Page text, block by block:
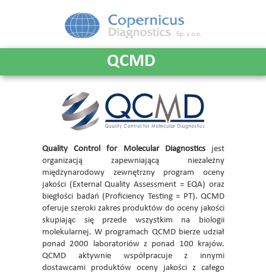
QCMD
Quality Control for Molecular Diagnostics jest
organizacją zapewniającą niezależny
międzynarodowy zewnętrzny program oceny
jakości (External Quality Assessment = EQA) oraz
biegłości badań (Proficiency Testing = PT). QCMD
oferuje szeroki zakres produktów do oceny jakości
skupiając się przede wszystkim na biologii
molekularnej. W programach QCMD bierze udział
ponad 2000 laboratoriów z ponad 100 krajów.
QCMD aktywnie współpracuje z innymi
dostawcami produktów oceny jakości z całego